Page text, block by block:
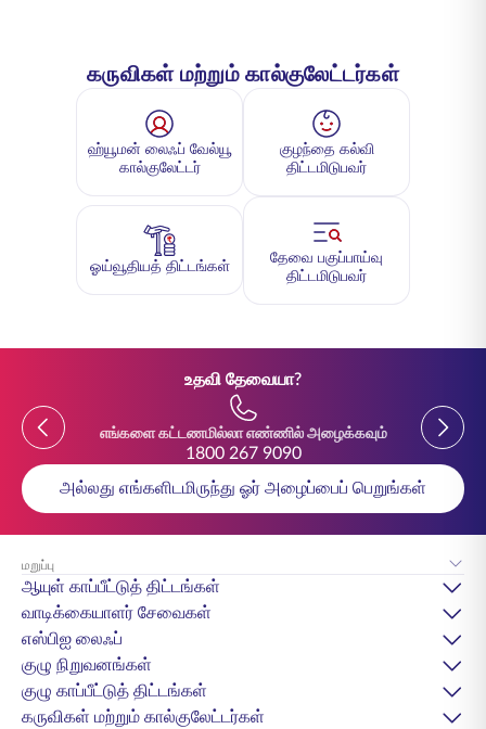
கருவிகள் மற்றும் கால்குலேட்டர்கள்
ஹ்யூமன் லைஃப் வேல்யூ
கால்குலேட்டர்
குழந்தை கல்வி
திட்டமிடுபவர்
ஓய்வூதியத் திட்டங்கள்
தேவை பகுப்பாய்வு
திட்டமிடுபவர்
உதவி தேவையா?
Previous
எங்களை கட்டணமில்லா எண்ணில் அழைக்கவும்
1800 267 9090
Previous
அல்லது எங்களிடமிருந்து ஓர் அழைப்பைப் பெறுங்கள்
மறுப்பு
ஆயுள் காப்பீட்டுத் திட்டங்கள்
வாடிக்கையாளர் சேவைகள்
எஸ்பிஐ லைஃப்
குழு நிறுவனங்கள்
குழு காப்பீட்டுத் திட்டங்கள்
கருவிகள் மற்றும் கால்குலேட்டர்கள்